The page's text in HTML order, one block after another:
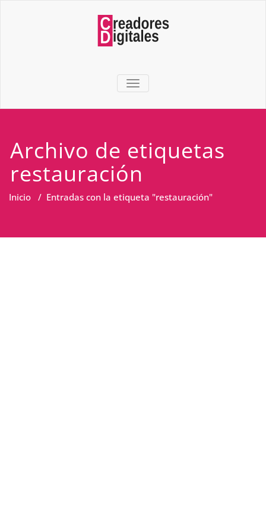
TOGGLE NAVIGATION
Archivo de etiquetas
restauración
Inicio / Entradas con la etiqueta "restauración"